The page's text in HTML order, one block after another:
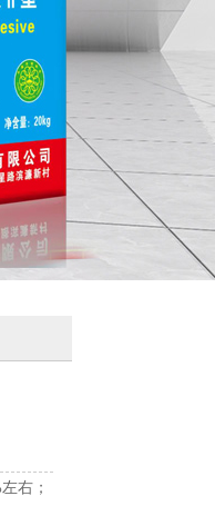
右；